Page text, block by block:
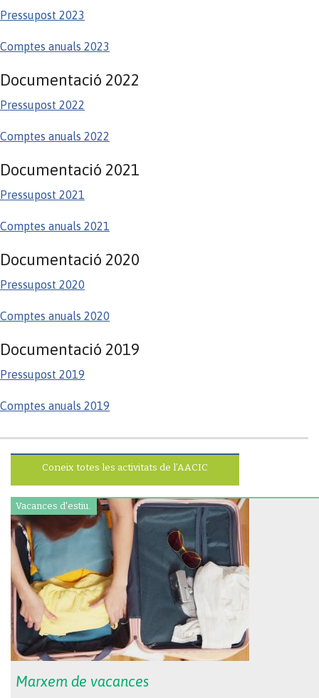
Pressupost 2023
Comptes anuals 2023
Documentació 2022
Pressupost 2022
Comptes anuals 2022
Documentació 2021
Pressupost 2021
Comptes anuals 2021
Documentació 2020
Pressupost 2020
Comptes anuals 2020
Documentació 2019
Pressupost 2019
Comptes anuals 2019
Coneix totes les activitats de l’AACIC
Vacances d'estiu.
Marxem de vacances